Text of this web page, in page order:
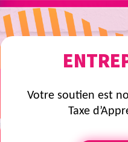
Votre soutien est
Taxe